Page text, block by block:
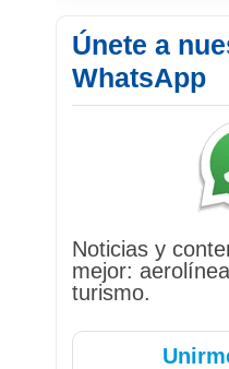
Únete a
WhatsApp
Noticias y
mejor:
turismo.